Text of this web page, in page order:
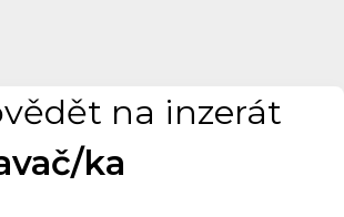
na inzerát
ka